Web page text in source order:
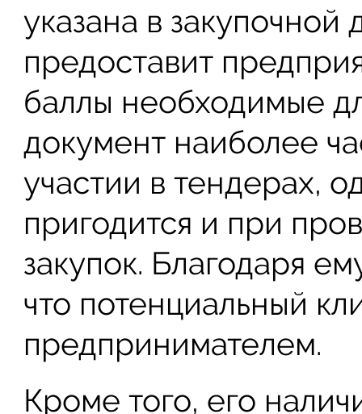
указана в закупочной
предоставит
баллы необходимые
документ наиболее
участии в тендерах,
пригодится и при
закупок. Благодаря
что потенциальный
предпринимателем.
Кроме того, его